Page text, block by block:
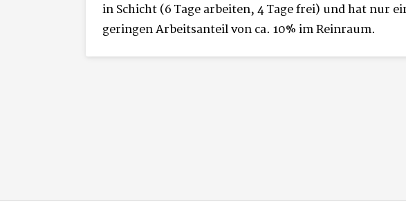
in Schicht (6 Tage arbeiten, 4 Tage frei) und hat nur
geringen Arbeitsanteil von ca. 10% im Reinraum.